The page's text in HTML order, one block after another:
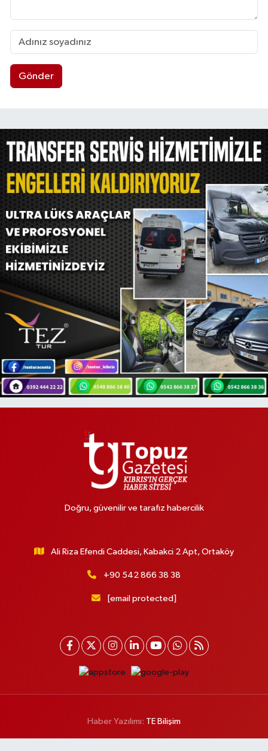
Gönder
Doğru, güvenilir ve tarafız habercilik
Ali Riza Efendi Caddesi, Kabakci 2 Apt, Ortaköy
+90 542 866 38 38
[email protected]
Haber Yazılımı: TE Bilişim